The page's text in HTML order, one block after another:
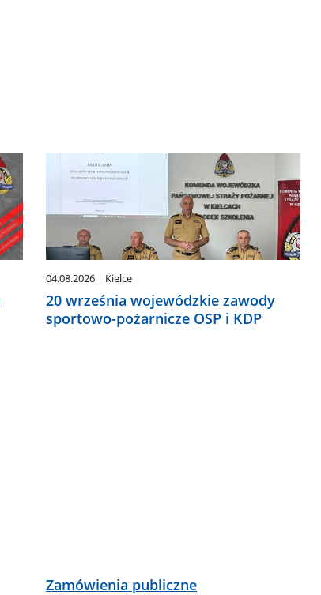
04.08.2026 Kielce
20 września wojewódzkie zawody
sportowo-pożarnicze OSP i KDP
Zamówienia publiczne